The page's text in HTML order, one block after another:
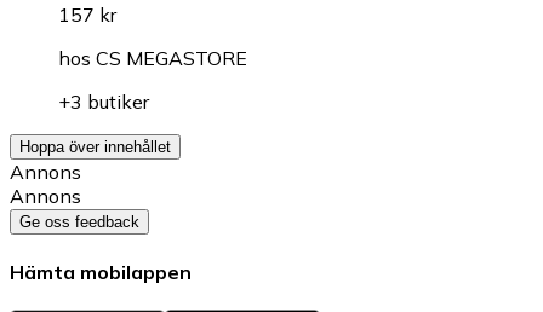
157 kr
hos CS MEGASTORE
+3 butiker
Hoppa över innehållet
Annons
Annons
Ge oss feedback
Hämta mobilappen